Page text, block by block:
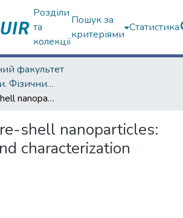
Розділи
та
колекції
Пошук за
критеріями
Статистика
факультет
Наукові роботи. Фізичний факультет
SiO2/Au core-shell nanoparticles: synthesis and characterization
shell nanoparticles:
characterization